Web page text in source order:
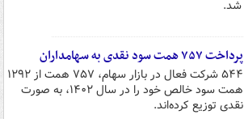
پرداخت ۷۵۷ همت سود نقدی به سهامداران
۵۴۴ شرکت فعال در بازار سهام، ۷۵۷ همت از ۱۲۹۲
همت سود خالص خود را در سال ۱۴۰۲، به صورت
نقدی توزیع کرده‌اند.